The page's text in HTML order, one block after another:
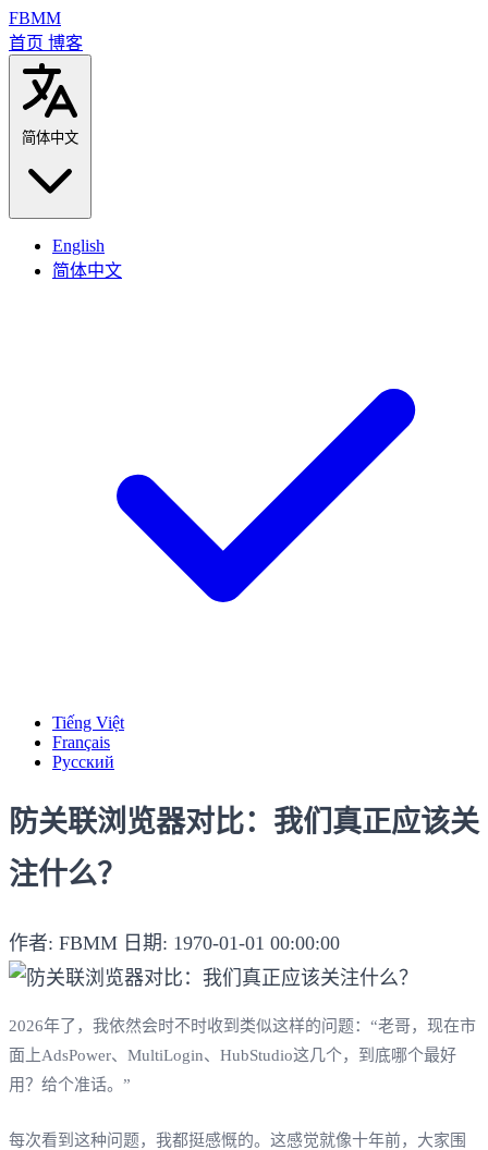
FBMM
首页 博客
简体中文
English
简体中文
Tiếng Việt
Français
Русский
防关联浏览器对比：我们真正应该关
注什么？
作者: FBMM 日期: 1970-01-01 00:00:00
2026年了，我依然会时不时收到类似这样的问题：“老哥，现在市
面上AdsPower、MultiLogin、HubStudio这几个，到底哪个最好
用？给个准话。”
每次看到这种问题，我都挺感慨的。这感觉就像十年前，大家围